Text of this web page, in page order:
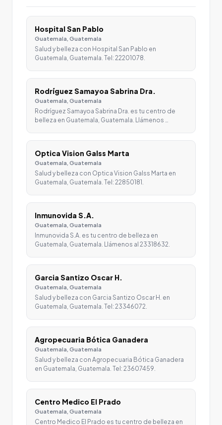
Hospital San Pablo
Guatemala, Guatemala
Salud y belleza con Hospital San Pablo en
Guatemala, Guatemala. Tel: 22201078.
Rodríguez Samayoa Sabrina Dra.
Guatemala, Guatemala
Rodríguez Samayoa Sabrina Dra. es tu centro de
belleza en Guatemala, Guatemala. Llámenos …
Optica Vision Galss Marta
Guatemala, Guatemala
Salud y belleza con Optica Vision Galss Marta en
Guatemala, Guatemala. Tel: 22850181.
Inmunovida S.A.
Guatemala, Guatemala
Inmunovida S.A. es tu centro de belleza en
Guatemala, Guatemala. Llámenos al 23318632.
Garcia Santizo Oscar H.
Guatemala, Guatemala
Salud y belleza con Garcia Santizo Oscar H. en
Guatemala, Guatemala. Tel: 23346072.
Agropecuaria Bótica Ganadera
Guatemala, Guatemala
Salud y belleza con Agropecuaria Bótica Ganadera
en Guatemala, Guatemala. Tel: 23607459.
Centro Medico El Prado
Guatemala, Guatemala
Centro Medico El Prado es tu centro de belleza en